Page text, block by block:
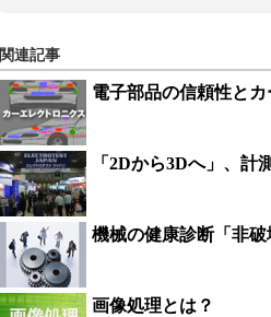
関連記事
電子部品の信頼性と
「2Dから3Dへ」、
機械の健康診断「非
画像処理とは？